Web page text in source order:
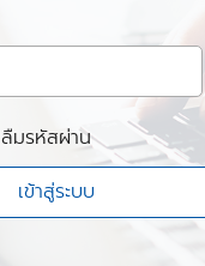
ลืมรหัสผ่าน